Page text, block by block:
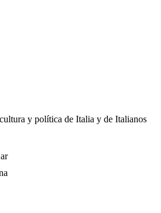
y política de Italia y de Italianos